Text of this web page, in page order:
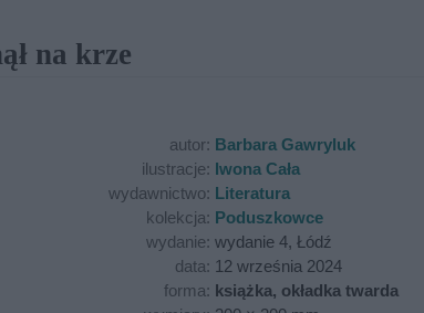
na krze
autor: Barbara Gawryluk
ilustracje: Iwona Cała
wydawnictwo: Literatura
kolekcja: Poduszkowce
wydanie: wydanie 4, Łódź
data: 12 września 2024
forma: książka, okładka twarda